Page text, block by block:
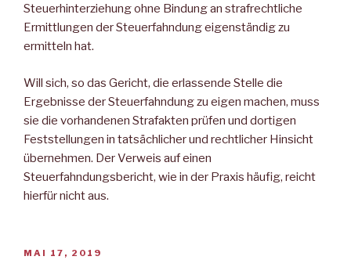
Steuerhinterziehung ohne Bindung an strafrechtliche
Ermittlungen der Steuerfahndung eigenständig zu
ermitteln hat.
Will sich, so das Gericht, die erlassende Stelle die
Ergebnisse der Steuerfahndung zu eigen machen, muss
sie die vorhandenen Strafakten prüfen und dortigen
Feststellungen in tatsächlicher und rechtlicher Hinsicht
übernehmen. Der Verweis auf einen
Steuerfahndungsbericht, wie in der Praxis häufig, reicht
hierfür nicht aus.
VERÖFFENTLICHT
MAI 17, 2019